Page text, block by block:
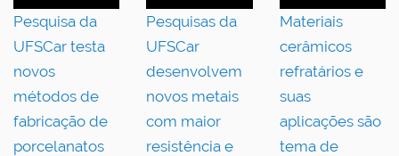
Pesquisa da
UFSCar testa
novos
métodos de
fabricação de
porcelanatos
Pesquisas da
UFSCar
desenvolvem
novos metais
com maior
resistência e
Materiais
cerâmicos
refratários e
suas
aplicações são
tema de